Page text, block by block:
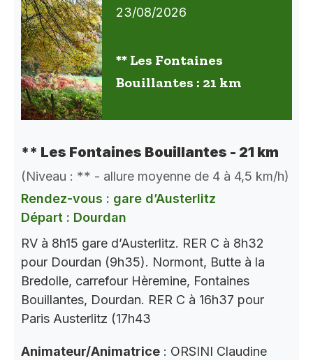
23/08/2026
** Les Fontaines
Bouillantes : 21 km
** Les Fontaines Bouillantes - 21 km
(Niveau : ** - allure moyenne de 4 à 4,5 km/h)
Rendez-vous : gare d’Austerlitz
Départ : Dourdan
RV à 8h15 gare d’Austerlitz. RER C à 8h32
pour Dourdan (9h35). Normont, Butte à la
Bredolle, carrefour Hèremine, Fontaines
Bouillantes, Dourdan. RER C à 16h37 pour
Paris Austerlitz (17h43
Animateur/Animatrice : ORSINI Claudine